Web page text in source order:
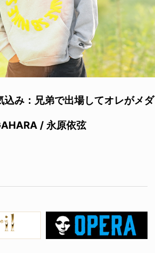
込み：兄弟で出場してオレがメダ
/ 永原依弦